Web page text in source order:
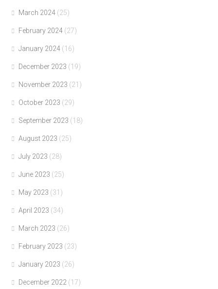
March 2024 (25)
February 2024 (27)
January 2024 (16)
December 2023 (19)
November 2023 (21)
October 2023 (29)
September 2023 (18)
August 2023 (25)
July 2023 (28)
June 2023 (25)
May 2023 (31)
April 2023 (34)
March 2023 (26)
February 2023 (23)
January 2023 (26)
December 2022 (17)